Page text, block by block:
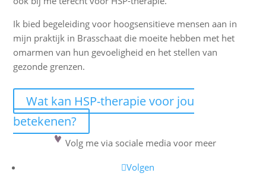
Ik bied begeleiding voor hoogsensitieve mensen aan in
mijn praktijk in Brasschaat die moeite hebben met het
omarmen van hun gevoeligheid en het stellen van
gezonde grenzen.
Wat kan HSP-therapie voor jou
betekenen?
Volg me via sociale media voor meer
Volgen